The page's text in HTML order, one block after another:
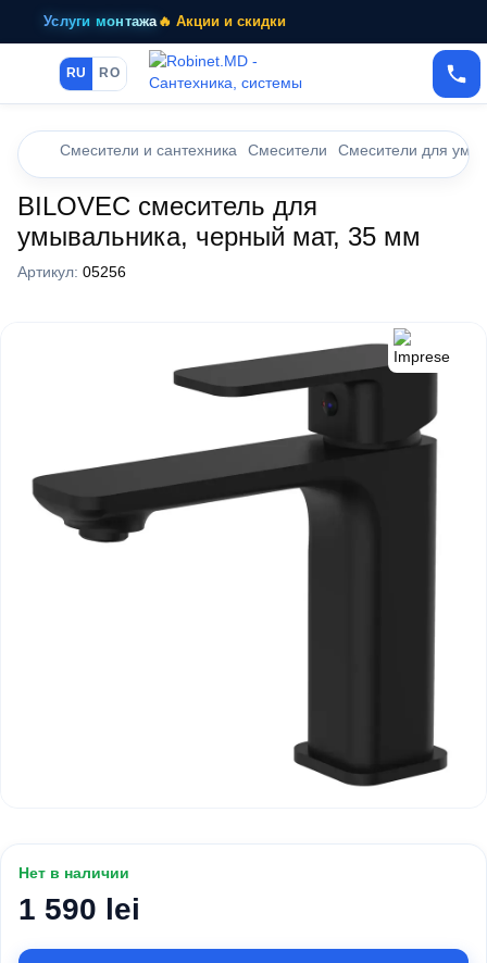
Услуги монтажа🔥 Акции и скидки
RU RO
Смесители и сантехника Смесители Смесители для
BILOVEC смеситель для
умывальника, черный мат, 35 мм
Артикул: 05256
Нет в наличии
1 590 lei